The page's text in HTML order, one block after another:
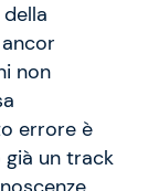
non
errore è
già un track